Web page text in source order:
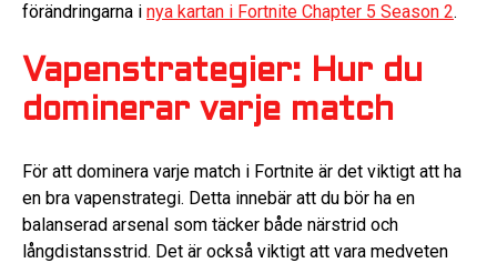
förändringarna i nya kartan i Fortnite Chapter 5 Season 2.
Vapenstrategier: Hur du
dominerar varje match
För att dominera varje match i Fortnite är det viktigt att ha
en bra vapenstrategi. Detta innebär att du bör ha en
balanserad arsenal som täcker både närstrid och
långdistansstrid. Det är också viktigt att vara medveten